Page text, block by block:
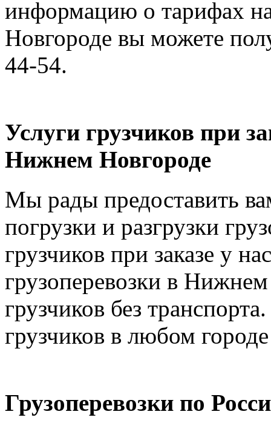
информацию о тарифах
Новгороде вы можете
44-54.
Услуги грузчиков при
Нижнем Новгороде
Мы рады предоставить
погрузки и разгрузки
грузчиков при заказе у
грузоперевозки в
грузчиков без
грузчиков в любом
Грузоперевозки по